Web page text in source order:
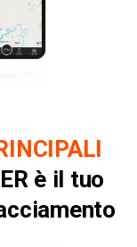
è il tuo